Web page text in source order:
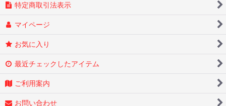
特定商取引法表示
マイページ
お気に入り
最近チェックしたアイテム
ご利用案内
お問い合わせ